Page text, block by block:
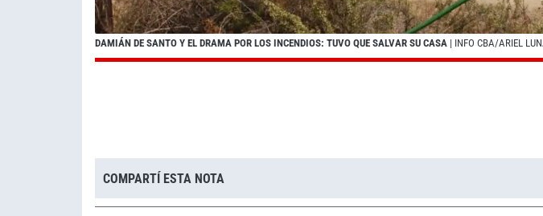
DAMIÁN DE SANTO Y EL DRAMA POR LOS INCENDIOS: TUVO QUE SALVAR SU CASA | INFO CBA/ARIEL
COMPARTÍ ESTA NOTA